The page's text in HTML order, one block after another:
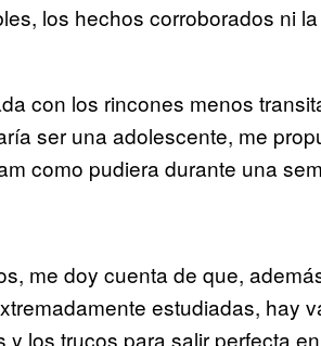
los hechos corroborados ni
con los rincones menos
ser una adolescente, me
como pudiera durante una
me doy cuenta de que,
estudiadas, hay
los trucos para salir perfecta